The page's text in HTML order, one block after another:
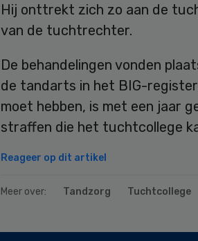
Hij onttrekt zich zo aan de
van de tuchtrechter.
De behandelingen vonden
de tandarts in het BIG-
moet hebben, is met een jaar
straffen die het tuchtcollege
Reageer op dit artikel
Meer over: Tandzorg Tuchtcollege